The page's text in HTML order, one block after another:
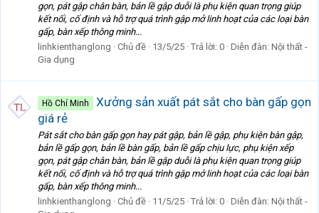
gọn, pát gập chân bàn, bản lề gập duỗi là phụ kiện quan trọng giúp
kết nối, cố định và hỗ trợ quá trình gập mở linh hoạt của các loại bàn
gấp, bàn xếp thông minh...
linhkienthanglong
Chủ đề 13/5/25 Trả lời: 0 Diễn đàn: Nội thất -
Gia dụng
Hồ Chí Minh
Xưởng sản xuất pát sắt cho bàn gấp gọn
giá rẻ
Pát sắt cho bàn gấp gọn hay pát gập, bản lề gập, phụ kiện bàn gập,
bản lề gấp gọn, bản lề bàn gấp, bản lề gấp chịu lực, phụ kiện xếp
gọn, pát gập chân bàn, bản lề gập duỗi là phụ kiện quan trọng giúp
kết nối, cố định và hỗ trợ quá trình gập mở linh hoạt của các loại bàn
gấp, bàn xếp thông minh...
linhkienthanglong
Chủ đề 11/5/25 Trả lời: 0 Diễn đàn: Nội thất -